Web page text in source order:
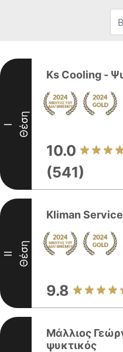
I Θέση
Ks Cooling -
10.0
(541)
II Θέση
Kliman Service
9.8
Μάλλιος
ψυκτικός